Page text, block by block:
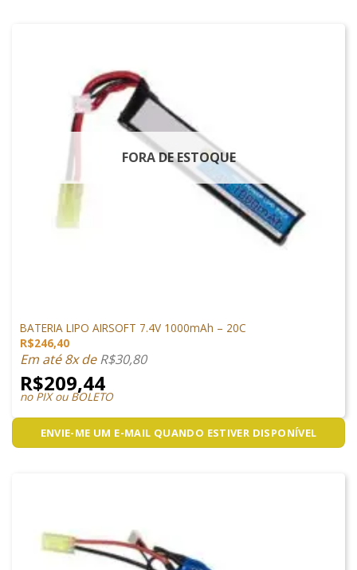
FORA DE ESTOQUE
BATERIA LIPO AIRSOFT 7.4V 1000mAh – 20C
R$246,40
Em até 8x deR$30,80
R$209,44
no PIX ou BOLETO
ENVIE-ME UM E-MAIL QUANDO ESTIVER DISPONÍVEL